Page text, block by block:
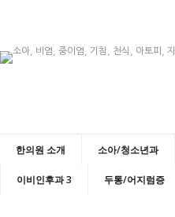
한의원 소개 소아/청소년과
이비인후과 3 두통/어지럼증